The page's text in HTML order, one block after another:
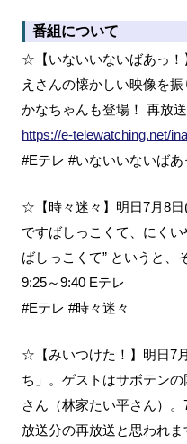
番組について
☆【いないいないばあっ！
えさんの懐かしい映像を
かなちゃんも登場！ 再放
https://e-telewatching.net/
#Eテレ #いないいないばあ
☆【時々迷々】明日7月8
ですばしっこくて、にく
ばしっこくて” というと
9:25～9:40 Eテレ
#Eテレ #時々迷々
☆【みいつけた！】明日7
ち」。ゲストはサボテン
さん（林家たい平さん）。
放送分の再放送と思われま